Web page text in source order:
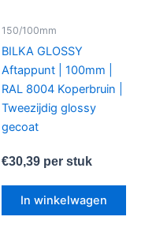
150/100mm
BILKA GLOSSY
Aftappunt | 100mm |
RAL 8004 Koperbruin |
Tweezijdig glossy
gecoat
€30,39per stuk
In winkelwagen